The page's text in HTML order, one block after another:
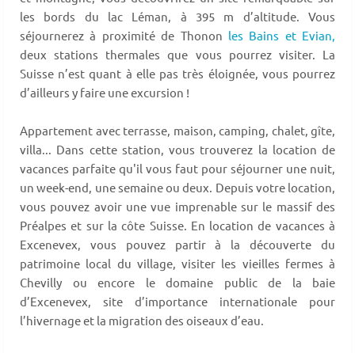
les bords du lac Léman, à 395 m d’altitude. Vous
séjournerez à proximité de Thonon les Bains et Evian,
deux stations thermales que vous pourrez visiter. La
Suisse n’est quant à elle pas très éloignée, vous pourrez
d’ailleurs y faire une excursion !
Appartement avec terrasse, maison, camping, chalet, gîte,
villa... Dans cette station, vous trouverez la location de
vacances parfaite qu'il vous faut pour séjourner une nuit,
un week-end, une semaine ou deux. Depuis votre location,
vous pouvez avoir une vue imprenable sur le massif des
Préalpes et sur la côte Suisse. En location de vacances à
Excenevex, vous pouvez partir à la découverte du
patrimoine local du village, visiter les vieilles fermes à
Chevilly ou encore le domaine public de la baie
d’Excenevex, site d’importance internationale pour
l’hivernage et la migration des oiseaux d’eau.